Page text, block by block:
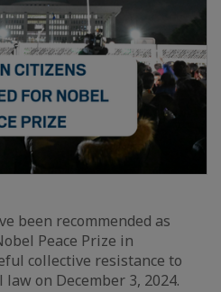
been recommended as
Peace Prize in
collective resistance to
on December 3, 2024.